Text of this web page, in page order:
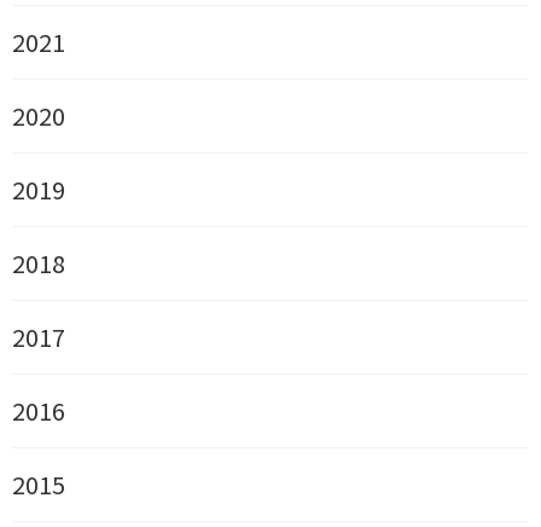
2021
2020
2019
2018
2017
2016
2015